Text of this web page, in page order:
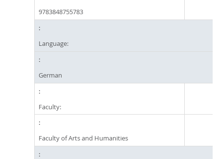
9783848755783
Language:
German
Faculty:
Faculty of Arts and Humanities